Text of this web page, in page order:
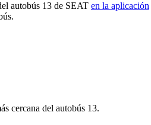
autobús 13 de SEAT en la aplicación
cercana del autobús 13.